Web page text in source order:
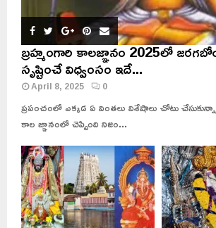
బ్రహ్మంగారి కాలజ్ఞానం 2025లో
సృష్టించే విధ్వంసం ఇదే...
April 8, 2025 0
ప్రపంచంలో ఎక్కడ ఏ వింతలు విశేషాలు చోటు
కాల జ్ఞానంలో చెప్పింది నిజం...